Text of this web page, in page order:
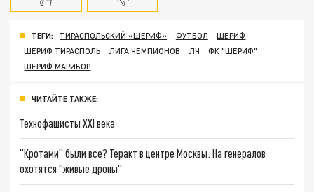
ТЕГИ: ТИРАСПОЛЬСКИЙ «ШЕРИФ» ФУТБОЛ
ШЕРИФ
ШЕРИФ ТИРАСПОЛЬ
ЛИГА ЧЕМПИОНОВ ЛЧ
ФК "ШЕРИФ"
ШЕРИФ МАРИБОР
ЧИТАЙТЕ ТАКЖЕ:
Технофашисты XXI века
"Кротами" были все? Теракт в центре Москвы: На генералов
охотятся "живые дроны"